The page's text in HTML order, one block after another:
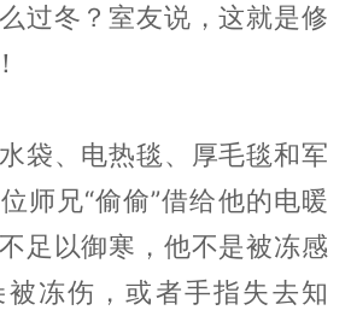
过冬？室友说，这就是修
袋、电热毯、厚毛毯和军
师兄“偷偷”借给他的电暖
足以御寒，他不是被冻感
冻伤，或者手指失去知